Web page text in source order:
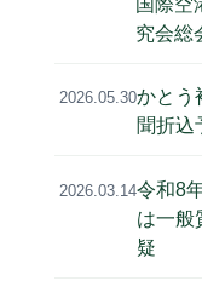
国際空
究会総
2026.05.30かとう
聞折込
2026.03.14令和8
は一般
疑